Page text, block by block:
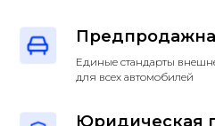
Единые стандарты
для всех автомобилей
Юридическая